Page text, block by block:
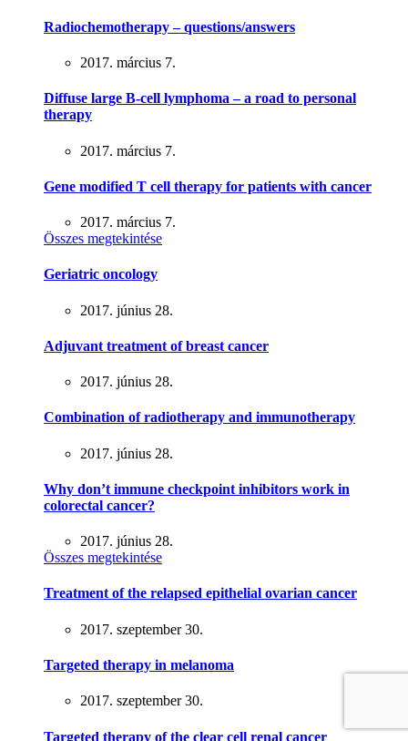
Radiochemotherapy – questions/answers
2017. március 7.
Diffuse large B-cell lymphoma – a road to personal
therapy
2017. március 7.
Gene modified T cell therapy for patients with cancer
2017. március 7.
Összes megtekintése
Geriatric oncology
2017. június 28.
Adjuvant treatment of breast cancer
2017. június 28.
Combination of radiotherapy and immunotherapy
2017. június 28.
Why don’t immune checkpoint inhibitors work in
colorectal cancer?
2017. június 28.
Összes megtekintése
Treatment of the relapsed epithelial ovarian cancer
2017. szeptember 30.
Targeted therapy in melanoma
2017. szeptember 30.
Targeted therapy of the clear cell renal cancer